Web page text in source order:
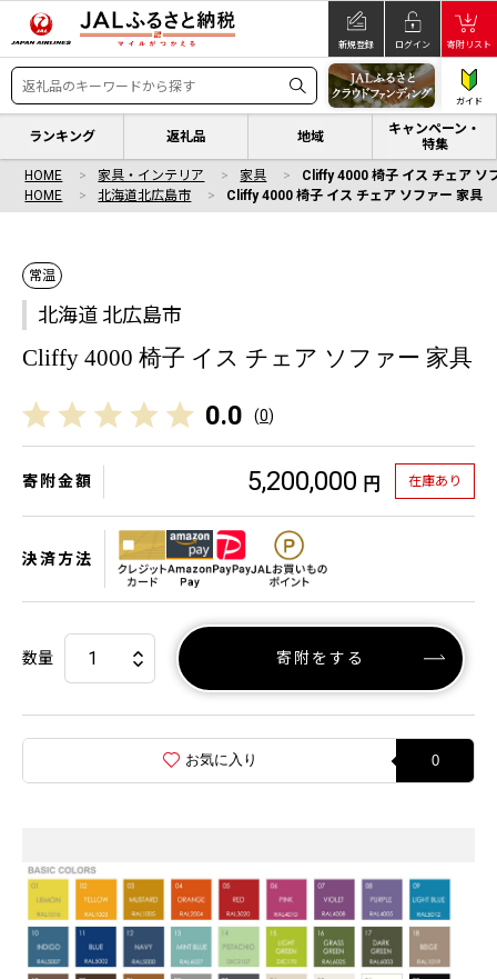
新規登録 ログイン 寄附リスト
ガイド
ランキング 返礼品 地域
キャンペーン・
特集
HOME 家具・インテリア 家具
Cliffy 4000 椅子 イス チェア ソ
HOME
北海道北広島市 Cliffy 4000 椅子 イス チェア ソファー 家具
常温
北海道 北広島市
Cliffy 4000 椅子 イス チェア ソファー 家具
0.0 (0)
寄附金額 5,200,000 円 在庫あり
決済方法
数量 寄附をする
お気に入り 0